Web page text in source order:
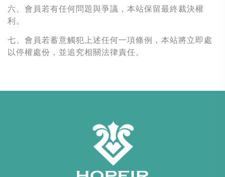
六、會員若有任何問題與爭議，本站保留最終裁決權
利。
七、會員若蓄意觸犯上述任何一項條例，本站將立即處
以停權處份，並追究相關法律責任。